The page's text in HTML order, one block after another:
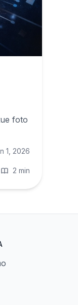
foto
1, 2026
2 min